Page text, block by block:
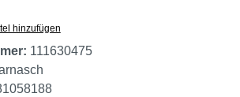
hinzufügen
111630475